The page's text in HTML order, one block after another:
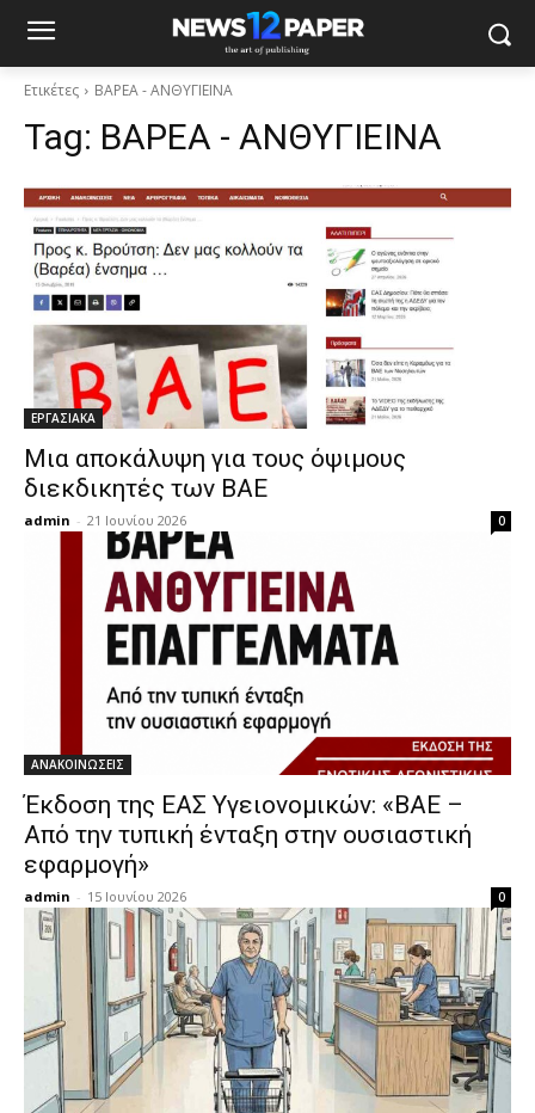
Ετικέτες ΒΑΡΕΑ - ΑΝΘΥΓΙΕΙΝΑ
Tag: ΒΑΡΕΑ - ΑΝΘΥΓΙΕΙΝΑ
ΕΡΓΑΣΙΑΚΑ
Μια αποκάλυψη για τους όψιμους
διεκδικητές των ΒΑΕ
admin - 21 Ιουνίου 2026 0
ΑΝΑΚΟΙΝΩΣΕΙΣ
Έκδοση της ΕΑΣ Υγειονομικών: «ΒΑΕ –
Από την τυπική ένταξη στην ουσιαστική
εφαρμογή»
admin - 15 Ιουνίου 2026 0